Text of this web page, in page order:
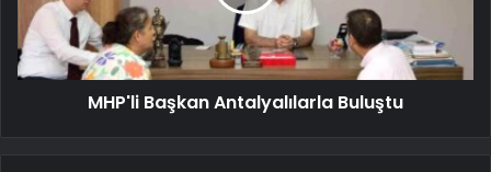
MHP'li Başkan Antalyalılarla Buluştu